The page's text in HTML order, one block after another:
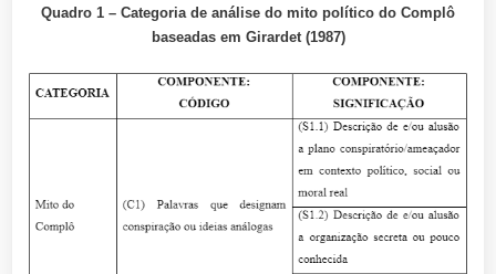
Quadro 1 – Categoria de análise do mito político do Complô
baseadas em Girardet (1987)